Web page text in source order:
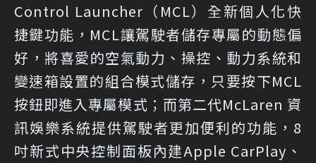
Control Launcher（MCL）全新個人化快
捷鍵功能，MCL讓駕駛者儲存專屬的動態偏
好，將喜愛的空氣動力、操控、動力系統和
變速箱設置的組合模式儲存，只要按下MCL
按鈕即進入專屬模式；而第二代McLaren 資
訊娛樂系統提供駕駛者更加便利的功能，8
吋新式中央控制面板內建Apple CarPlay、